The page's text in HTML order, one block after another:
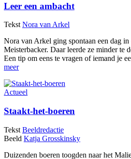
Leer een ambacht
Tekst Nora van Arkel
Nora van Arkel ging spontaan een dag
Meisterbacker. Daar leerde ze minder te
Een tip om eens te vragen of iemand je
meer
Actueel
Staakt-het-boeren
Tekst Beeldredactie
Beeld Katja Grosskinsky
Duizenden boeren toogden naar het